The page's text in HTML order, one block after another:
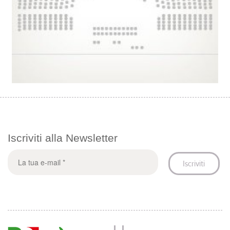
Iscriviti alla Newsletter